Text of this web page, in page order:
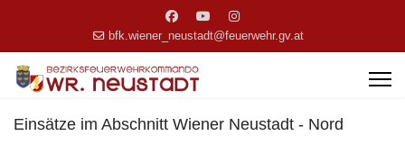
bfk.wiener_neustadt@feuerwehr.gv.at
Einsätze im Abschnitt Wiener Neustadt - Nord